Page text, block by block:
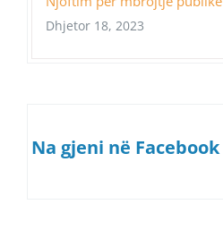
Dhjetor 18, 2023
Na gjeni në Facebook